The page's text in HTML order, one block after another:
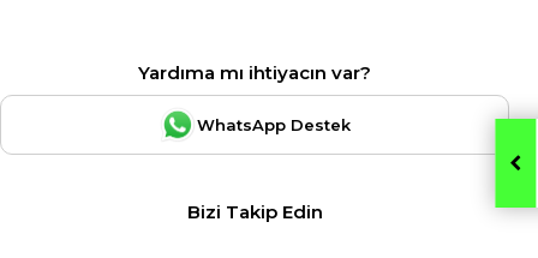
Yardıma mı ihtiyacın var?
WhatsApp Destek
Bizi Takip Edin